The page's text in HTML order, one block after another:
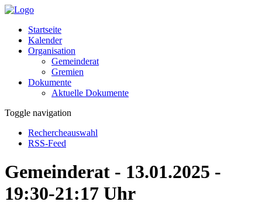
Startseite
Kalender
Organisation
Gemeinderat
Gremien
Dokumente
Aktuelle Dokumente
Toggle navigation
Rechercheauswahl
RSS-Feed
Gemeinderat - 13.01.2025 -
19:30-21:17 Uhr